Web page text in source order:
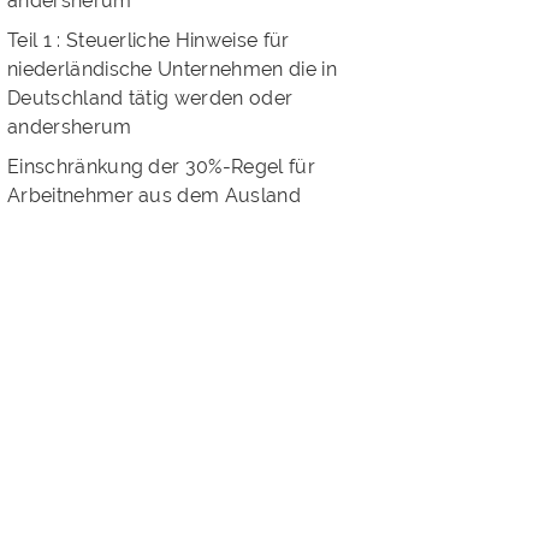
Teil 1 : Steuerliche Hinweise für
niederländische Unternehmen die in
Deutschland tätig werden oder
andersherum
Einschränkung der 30%-Regel für
Arbeitnehmer aus dem Ausland